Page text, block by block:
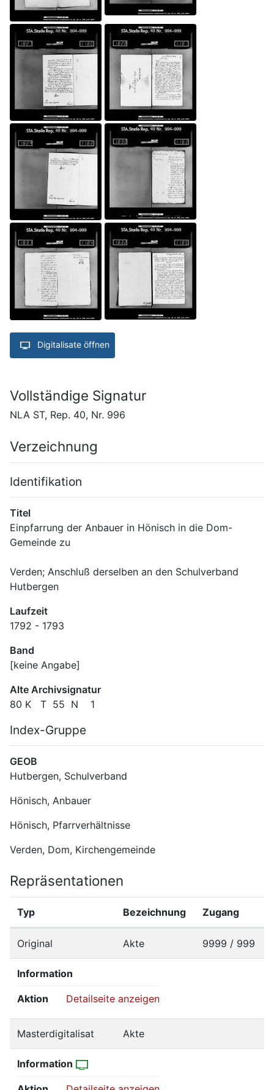
Digitalisate öffnen
Vollständige Signatur
NLA ST, Rep. 40, Nr. 996
Verzeichnung
Identifikation
Titel
Einpfarrung der Anbauer in Hönisch in die Dom-
Verden; Anschluß derselben an den Schulverband
Hutbergen
Laufzeit
1792 - 1793
Band
[keine Angabe]
Alte Archivsignatur
80 K   T  55  N    1
Index-Gruppe
GEOB
Hutbergen, Schulverband
Hönisch, Anbauer
Hönisch, Pfarrverhältnisse
Verden, Dom, Kirchengemeinde
Repräsentationen
Typ Bezeichnung Zugang
Original Akte 9999 / 999
Information
Aktion Detailseite anzeigen
Masterdigitalisat Akte
Information